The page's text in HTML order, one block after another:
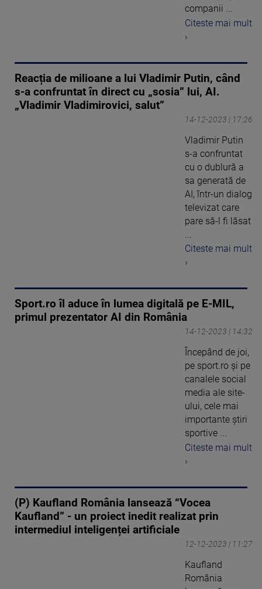
companii ...
Citeste mai mult
›
Reacția de milioane a lui Vladimir Putin, când
s-a confruntat în direct cu „sosia” lui, AI.
„Vladimir Vladimirovici, salut”
14-12-2023 | 17:26
Vladimir Putin
s-a confruntat
cu o dublură a
sa generată de
AI, într-un dialog
televizat care
pare să-l fi lăsat
Citeste mai mult
›
Sport.ro îl aduce în lumea digitală pe E-MIL,
primul prezentator AI din România
14-12-2023 | 14:32
Începând de joi,
pe sport.ro și pe
canalele social
media ale site-
ului, cele mai
importante știri
sportive ...
Citeste mai mult
›
(P) Kaufland România lansează “Vocea
Kaufland” - un proiect inedit realizat prin
intermediul inteligenței artificiale
12-12-2023 | 11:27
Kaufland
România